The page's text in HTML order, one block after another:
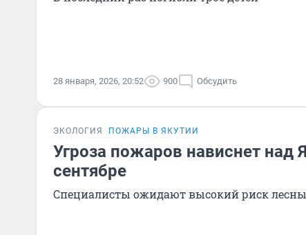
28 января, 2026, 20:52 900 Обсудить
ЭКОЛОГИЯ ПОЖАРЫ В ЯКУТИИ
Угроза пожаров нависнет над
сентябре
Специалисты ожидают высокий риск